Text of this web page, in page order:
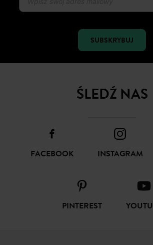
SUBSKRYBUJ
ŚLEDŹ NAS
FACEBOOK INSTAGRAM
PINTEREST